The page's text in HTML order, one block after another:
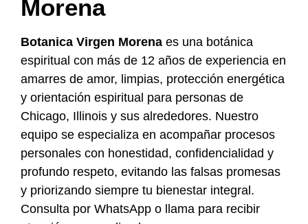
Morena
Botanica Virgen Morena es una botánica
espiritual con más de 12 años de experiencia en
amarres de amor, limpias, protección energética
y orientación espiritual para personas de
Chicago, Illinois y sus alrededores. Nuestro
equipo se especializa en acompañar procesos
personales con honestidad, confidencialidad y
profundo respeto, evitando las falsas promesas
y priorizando siempre tu bienestar integral.
Consulta por WhatsApp o llama para recibir